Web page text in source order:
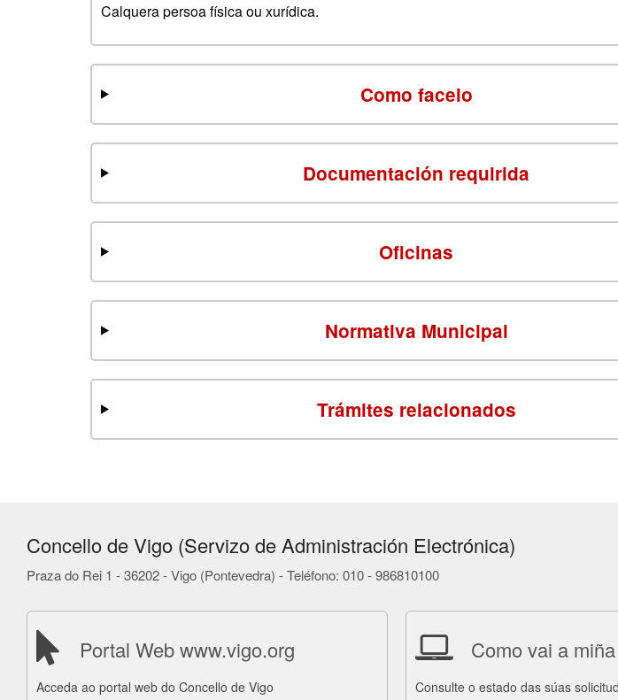
Calquera persoa física ou xurídica.
Como facelo
Documentación requirida
Oficinas
Normativa Municipal
Trámites relacionados
Concello de Vigo (Servizo de Administración Electrónica)
Praza do Rei 1 - 36202 - Vigo (Pontevedra) - Teléfono: 010 - 986810100
Portal Web www.vigo.org
Acceda ao portal web do Concello de Vigo
Como vai a
Consulte o estado das súas